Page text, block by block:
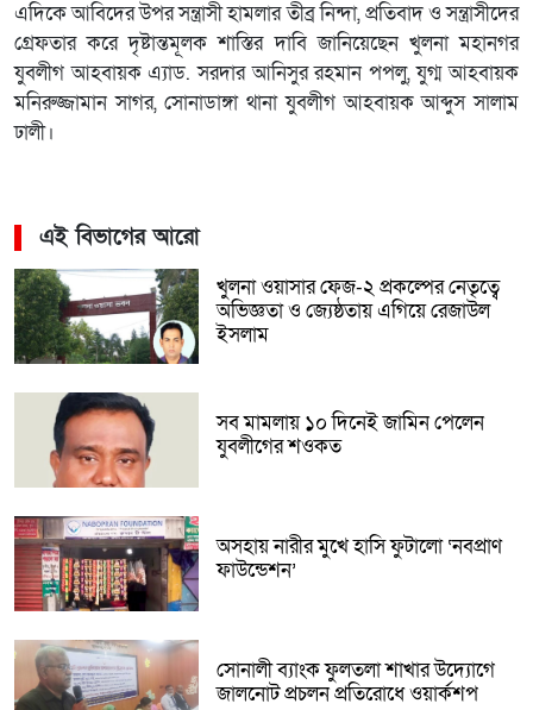
এদিকে আবিদের উপর সন্ত্রাসী হামলার তীব্র নিন্দা, প্রতিবাদ ও সন্ত্রাসীদের
গ্রেফতার করে দৃষ্টান্তমূলক শাস্তির দাবি জানিয়েছেন খুলনা মহানগর
যুবলীগ আহবায়ক এ্যাড. সরদার আনিসুর রহমান পপলু, যুগ্ম আহবায়ক
মনিরুজ্জামান সাগর, সোনাডাঙ্গা থানা যুবলীগ আহবায়ক আব্দুস সালাম
ঢালী।
এই বিভাগের আরো
খুলনা ওয়াসার ফেজ-২ প্রকল্পের নেতৃত্বে
অভিজ্ঞতা ও জ্যেষ্ঠতায় এগিয়ে রেজাউল
ইসলাম
সব মামলায় ১০ দিনেই জামিন পেলেন
যুবলীগের শওকত
অসহায় নারীর মুখে হাসি ফুটালো ‘নবপ্রাণ
ফাউন্ডেশন’
সোনালী ব্যাংক ফুলতলা শাখার উদ্যোগে
জালনোট প্রচলন প্রতিরোধে ওয়ার্কশপ